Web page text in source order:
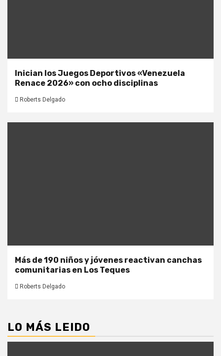
Inician los Juegos Deportivos «Venezuela
Renace 2026» con ocho disciplinas
Roberts Delgado
Más de 190 niños y jóvenes reactivan canchas
comunitarias en Los Teques
Roberts Delgado
LO MÁS LEIDO